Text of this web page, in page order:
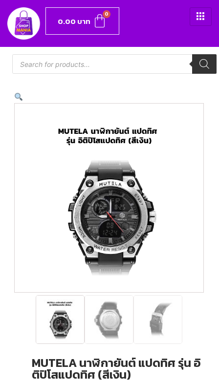
0.00 บาท
MUTELA นาฬิกายันต์ แปดทิศ รุ่น อิ
ติปิโสแปดทิศ (สีเงิน)